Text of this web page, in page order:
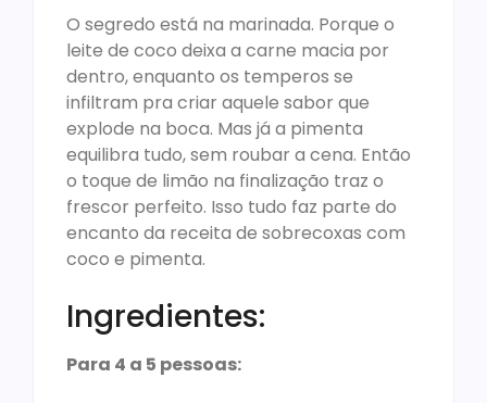
O segredo está na marinada. Porque o
leite de coco deixa a carne macia por
dentro, enquanto os temperos se
infiltram pra criar aquele sabor que
explode na boca. Mas já a pimenta
equilibra tudo, sem roubar a cena. Então
o toque de limão na finalização traz o
frescor perfeito. Isso tudo faz parte do
encanto da receita de sobrecoxas com
coco e pimenta.
Ingredientes:
Para 4 a 5 pessoas: